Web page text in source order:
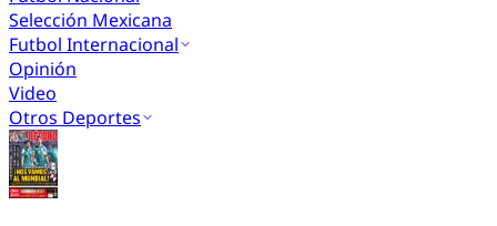
Selección Mexicana
Futbol Internacional
Opinión
Video
Otros Deportes